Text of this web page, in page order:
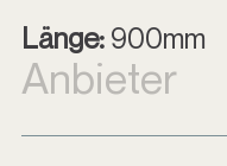
Länge:900mm
Anbieter